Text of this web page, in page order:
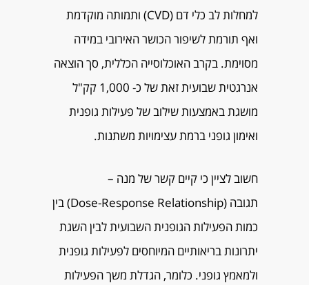
למחלות לב כלי דם (CVD) ותמותה מוקדמת
ואף תורמת לשיפור הכושר האירובי במידה
מסוימת. בקרב האוכלוסייה הכללית, סך הוצאה
אנרגטית שבועית זאת של כ- 1,000 קק"ל
מושגת באמצעות שילוב של פעילות גופנית
ואימון גופני ברמת עצימויות משתנות.
חשוב לציין כי קיים קשר של מנה –
תגובה (Dose-Response Relationship) בין
כמות הפעילות הגופנית השבועית לבין השגת
יתרונות בריאותיים המיוחסים לפעילות גופנית
ולמאמץ גופני. כלומר, הגדלת משך הפעילות